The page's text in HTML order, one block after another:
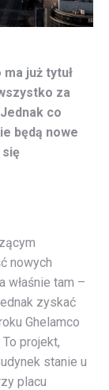
już tytuł
za
co
będą nowe
się
nowych
właśnie tam –
zyskać
Ghelamco
To projekt,
stanie u
placu